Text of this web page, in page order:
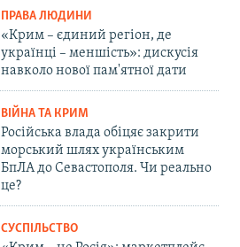
ПРАВА ЛЮДИНИ
«Крим – єдиний регіон, де
українці – меншість»: дискусія
навколо нової пам'ятної дати
ВІЙНА ТА КРИМ
Російська влада обіцяє закрити
морський шлях українським
БпЛА до Севастополя. Чи реально
це?
СУСПІЛЬСТВО